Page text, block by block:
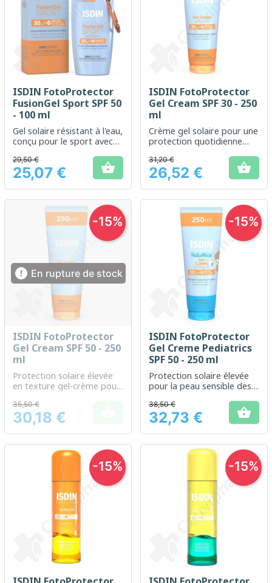
ISDIN FotoProtector
FusionGel Sport SPF 50
- 100 ml
Gel solaire résistant à l'eau,
conçu pour le sport avec
50
Prix
29,50 €
25,07 € 
ISDIN FotoProtector
Gel Cream SPF 30 - 250
ml
Crème gel solaire pour une
protection quotidienne
Prix
31,20 €
26,52 € 
 En rupture de stock
ISDIN FotoProtector
Gel Cream SPF 50 - 250
ml
Protection solaire élevée
en texture gel-crème pour
Prix
35,50 €
30,18 €
-15%
ISDIN FotoProtector
Gel Creme Pediatrics
SPF 50 - 250 ml
Protection solaire élevée
pour la peau sensible des
Prix
38,50 €
32,73 € 
-15%
-15% -15%